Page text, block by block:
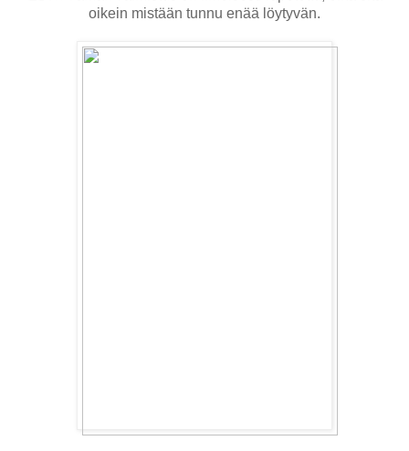
oikein mistään tunnu enää löytyvän.